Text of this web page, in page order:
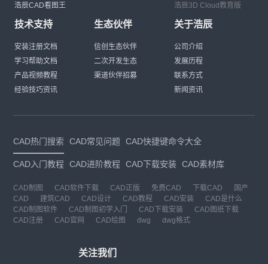
浩辰CAD看图王
浩辰3D Cloud教育版
技术支持
安装注册文档
学习帮助文档
产品视频教程
经验技巧资讯
生态伙伴
信创生态伙伴
二次开发生态
渠道伙伴招募
关于浩辰
公司介绍
发展历程
联系方式
新闻资讯
CAD热门搜索 CAD常见问题 CAD快捷键命令大全
CAD入门教程 CAD进阶教程 CAD下载安装 CAD素材库
CAD制图 CAD软件下载 CAD正版 免费CAD 下载CAD
国产
CAD
建筑CAD CAD设计 CAD教程 CAD安装
CAD是什么
CAD制图软件
CAD制图初学入门 CAD下载安装
CAD图纸下载
CAD注册
CAD官网 CAD绘图 dwg dwg格式
关注我们